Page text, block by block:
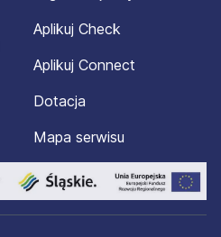
Aplikuj Check
Aplikuj Connect
Dotacja
Mapa serwisu